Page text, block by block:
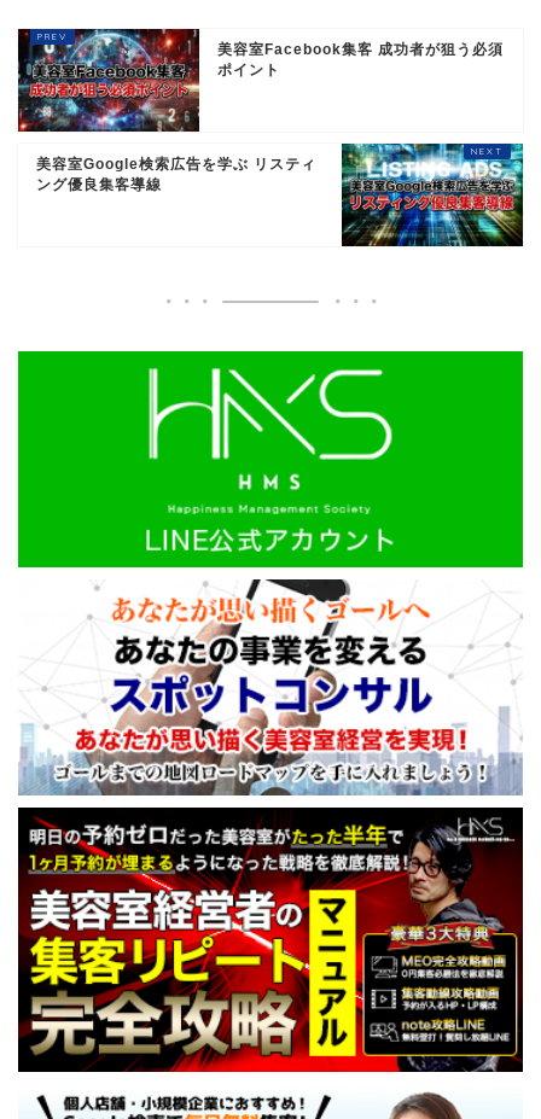
美容室Facebook集客 成功者が狙う必須
ポイント
美容室Google検索広告を学ぶ リスティ
ング優良集客導線